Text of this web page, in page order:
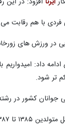
در ورزش های
داد:
تر شود.
جوانان کشور در